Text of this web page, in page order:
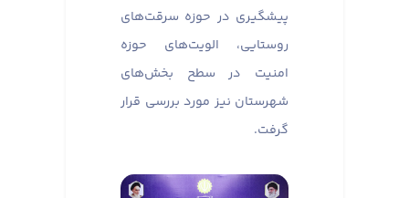
پیشگیری در حوزه سرقت‌های
روستایی، الویت‌های حوزه
امنیت در سطح بخش‌های
شهرستان نیز مورد بررسی قرار
گرفت.